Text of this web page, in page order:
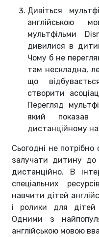
Дивіться
англійською
мультфільми
дивилися в
Чому б не
там нескладна,
що
створити
Перегляд
який показав
дистанційному
Сьогодні не
залучати дитину до
дистанційно. В
спеціальних
навчити дітей
і ролики для
Одними з
англійською мовою